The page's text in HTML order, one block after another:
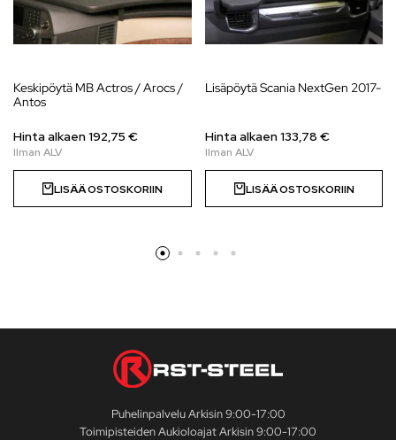
Keskipöytä MB Actros / Arocs /
Antos
Hinta alkaen 192,75 €
LISÄÄ OSTOSKORIIN
Lisäpöytä Scania NextGen 2017-
Hinta alkaen 133,78 €
LISÄÄ OSTOSKORIIN
Puhelinpalvelu Arkisin 9:00-17:00
Toimipisteiden Aukioloajat Arkisin 9:00-17:00